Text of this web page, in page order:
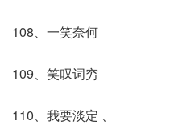
108、一笑奈何
109、笑叹词穷
110、我要淡定 、